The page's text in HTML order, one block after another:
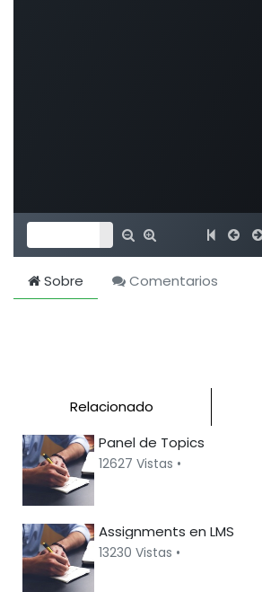
Relacionado
Panel de Topics
12627 Vistas •
Assignments en LMS
13230 Vistas •
Sobre Comentarios